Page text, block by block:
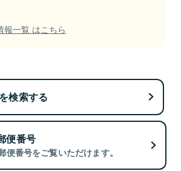
報一覧 はこちら
検索する
便番号
便番号をご覧いただけます。